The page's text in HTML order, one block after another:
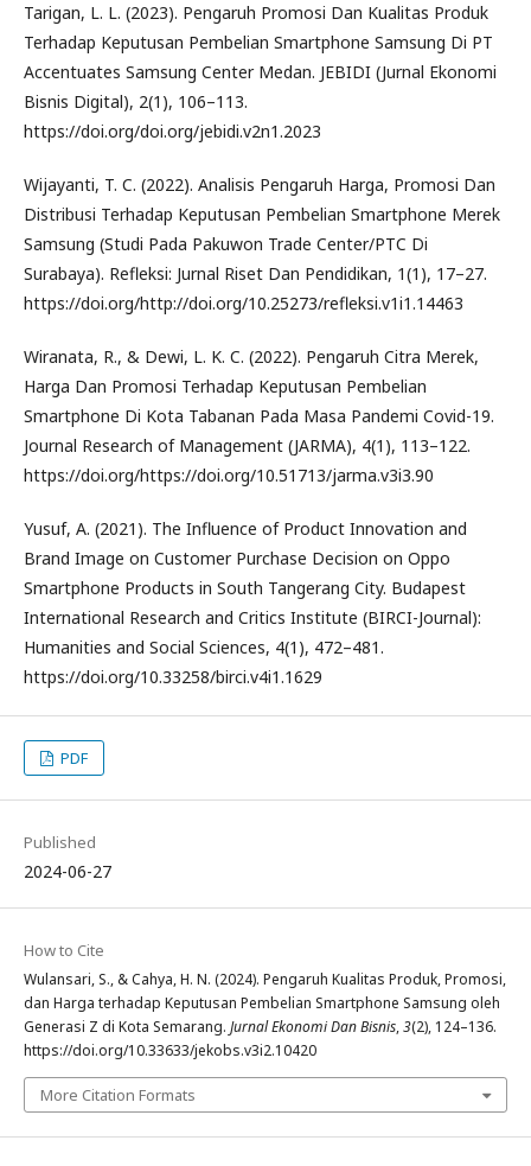
Tarigan, L. L. (2023). Pengaruh Promosi Dan Kualitas Produk
Terhadap Keputusan Pembelian Smartphone Samsung Di PT
Accentuates Samsung Center Medan. JEBIDI (Jurnal Ekonomi
Bisnis Digital), 2(1), 106–113.
https://doi.org/doi.org/jebidi.v2n1.2023
Wijayanti, T. C. (2022). Analisis Pengaruh Harga, Promosi Dan
Distribusi Terhadap Keputusan Pembelian Smartphone Merek
Samsung (Studi Pada Pakuwon Trade Center/PTC Di
Surabaya). Refleksi: Jurnal Riset Dan Pendidikan, 1(1), 17–27.
https://doi.org/http://doi.org/10.25273/refleksi.v1i1.14463
Wiranata, R., & Dewi, L. K. C. (2022). Pengaruh Citra Merek,
Harga Dan Promosi Terhadap Keputusan Pembelian
Smartphone Di Kota Tabanan Pada Masa Pandemi Covid-19.
Journal Research of Management (JARMA), 4(1), 113–122.
https://doi.org/https://doi.org/10.51713/jarma.v3i3.90
Yusuf, A. (2021). The Influence of Product Innovation and
Brand Image on Customer Purchase Decision on Oppo
Smartphone Products in South Tangerang City. Budapest
International Research and Critics Institute (BIRCI-Journal):
Humanities and Social Sciences, 4(1), 472–481.
https://doi.org/10.33258/birci.v4i1.1629
PDF
Published
2024-06-27
How to Cite
Wulansari, S., & Cahya, H. N. (2024). Pengaruh Kualitas Produk, Promosi,
dan Harga terhadap Keputusan Pembelian Smartphone Samsung oleh
Generasi Z di Kota Semarang. Jurnal Ekonomi Dan Bisnis,3(2), 124–136.
https://doi.org/10.33633/jekobs.v3i2.10420
More Citation Formats